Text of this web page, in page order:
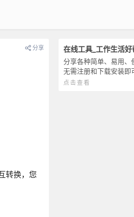
在线工具_工作生活好
分享各种简单、易用、
无需注册和下载安装即
点击查看
分享
转换，您